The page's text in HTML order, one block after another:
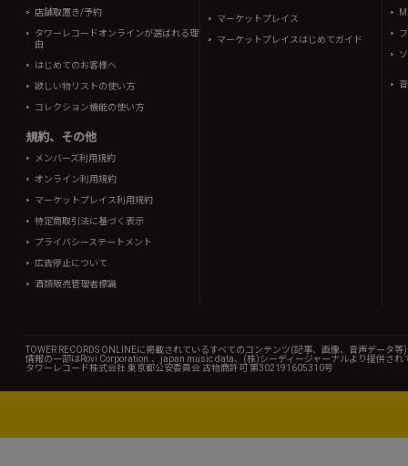
店舗取置き/予約
タワーレコードオンラインが選ばれる理
由
はじめてのお客様へ
欲しい物リストの使い方
コレクション機能の使い方
規約、その他
メンバーズ利用規約
オンライン利用規約
マーケットプレイス利用規約
特定商取引法に基づく表示
プライバシーステートメント
広告停止について
酒類販売管理者標識
マーケットプレイス
マーケットプレイスはじめてガイド
TOWER RECORDS ONLINEに掲載されているすべてのコンテンツ(記事、画像、音声データ
情報の一部はRovi Corporation.、japan music data、(株)シーディージャーナルより提供され
タワーレコード株式会社 東京都公安委員会 古物商許可 第302191605310号